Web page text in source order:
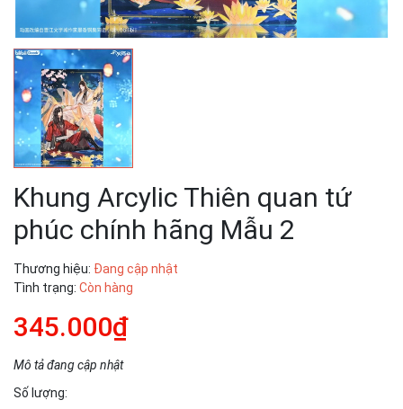
Khung Arcylic Thiên quan tứ
phúc chính hãng Mẫu 2
Thương hiệu: Đang cập nhật
Tình trạng: Còn hàng
345.000₫
Mô tả đang cập nhật
Số lượng: